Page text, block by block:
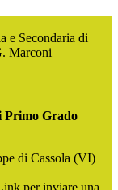
e Secondaria di
Marconi
Primo Grado
di Cassola (VI)
per inviare una